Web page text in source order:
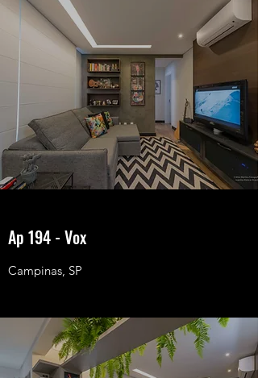
Ap 194 - Vox
Campinas, SP